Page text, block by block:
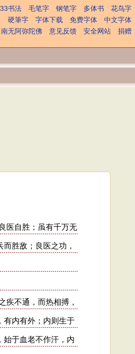
33书法 毛笔字 钢笔字 多体书
花鸟字
硬筆字 字体下载 免费字体
中文字体
南无阿弥陀佛 意见反馈 安全网站
捐赠